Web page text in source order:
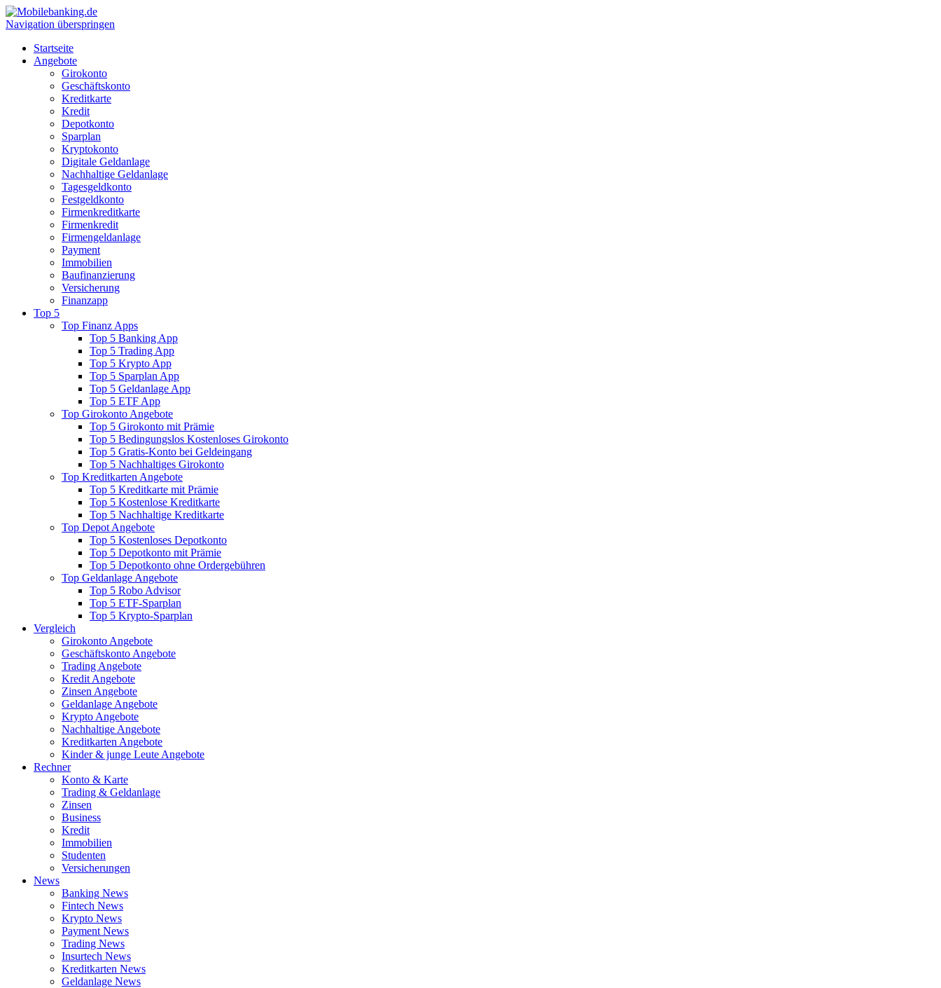
Navigation überspringen
Startseite
Angebote
Girokonto
Geschäftskonto
Kreditkarte
Kredit
Depotkonto
Sparplan
Kryptokonto
Digitale Geldanlage
Nachhaltige Geldanlage
Tagesgeldkonto
Festgeldkonto
Firmenkreditkarte
Firmenkredit
Firmengeldanlage
Payment
Immobilien
Baufinanzierung
Versicherung
Finanzapp
Top 5
Top Finanz Apps
Top 5 Banking App
Top 5 Trading App
Top 5 Krypto App
Top 5 Sparplan App
Top 5 Geldanlage App
Top 5 ETF App
Top Girokonto Angebote
Top 5 Girokonto mit Prämie
Top 5 Bedingungslos Kostenloses Girokonto
Top 5 Gratis-Konto bei Geldeingang
Top 5 Nachhaltiges Girokonto
Top Kreditkarten Angebote
Top 5 Kreditkarte mit Prämie
Top 5 Kostenlose Kreditkarte
Top 5 Nachhaltige Kreditkarte
Top Depot Angebote
Top 5 Kostenloses Depotkonto
Top 5 Depotkonto mit Prämie
Top 5 Depotkonto ohne Ordergebühren
Top Geldanlage Angebote
Top 5 Robo Advisor
Top 5 ETF-Sparplan
Top 5 Krypto-Sparplan
Vergleich
Girokonto Angebote
Geschäftskonto Angebote
Trading Angebote
Kredit Angebote
Zinsen Angebote
Geldanlage Angebote
Krypto Angebote
Nachhaltige Angebote
Kreditkarten Angebote
Kinder & junge Leute Angebote
Rechner
Konto & Karte
Trading & Geldanlage
Zinsen
Business
Kredit
Immobilien
Studenten
Versicherungen
News
Banking News
Fintech News
Krypto News
Payment News
Trading News
Insurtech News
Kreditkarten News
Geldanlage News